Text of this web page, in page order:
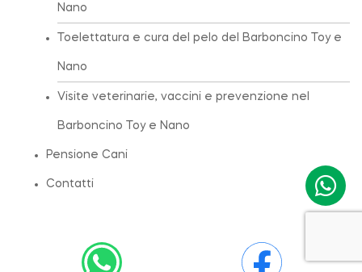
Nano
Toelettatura e cura del pelo del Barboncino Toy e
Nano
Visite veterinarie, vaccini e prevenzione nel
Barboncino Toy e Nano
Pensione Cani
Contatti